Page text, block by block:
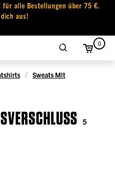
alle Bestellungen über 75 €.
aus!
0
Sweats Mit
5